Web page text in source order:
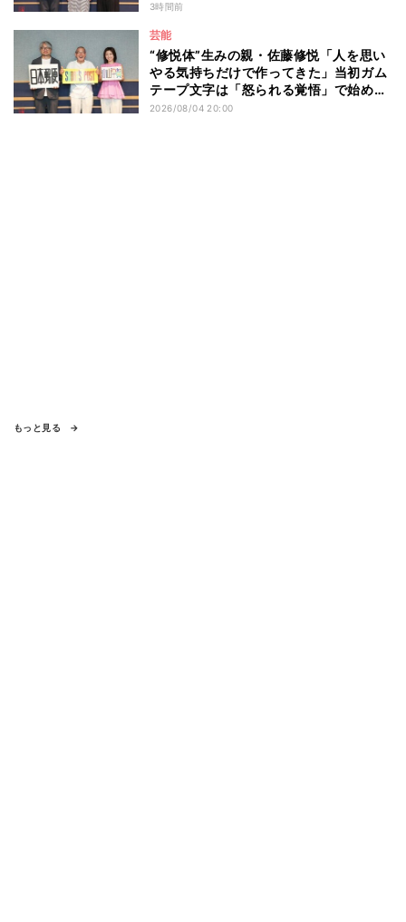
3時間前
芸能
“修悦体”生みの親・佐藤修悦「人を思い
やる気持ちだけで作ってきた」当初ガム
テープ文字は「怒られる覚悟」で始め
た？
2026/08/04 20:00
もっと見る